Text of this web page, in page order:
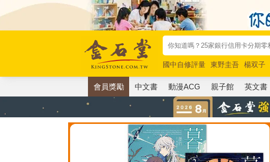
國中自修評量 東野圭吾 楊双子
唯紅花綻放
奧德賽 路邊攤新作
會員獎勵 中文書 動漫ACG 親子館 英文書